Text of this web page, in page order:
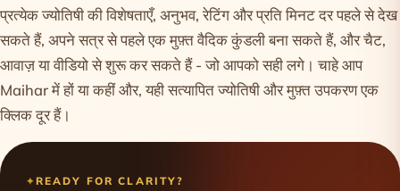
प्रत्येक ज्योतिषी की विशेषताएँ, अनुभव, रेटिंग और प्रति मिनट दर पहले से देख
सकते हैं, अपने सत्र से पहले एक मुफ़्त वैदिक कुंडली बना सकते हैं, और चैट,
आवाज़ या वीडियो से शुरू कर सकते हैं - जो आपको सही लगे। चाहे आप
Maihar में हों या कहीं और, यही सत्यापित ज्योतिषी और मुफ़्त उपकरण एक
क्लिक दूर हैं।
READY FOR CLARITY?